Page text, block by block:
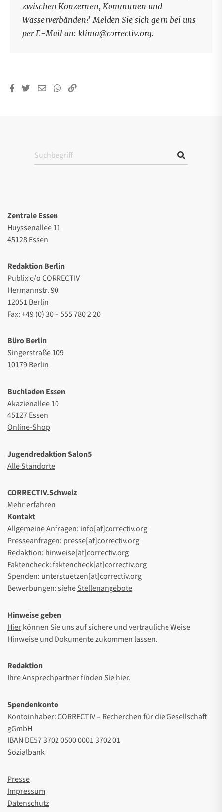
zwischen Konzernen, Kommunen und
Wasserverbänden? Melden Sie sich gern bei uns
per E-Mail an: klima@correctiv.org.
Zentrale Essen
Huyssenallee 11
45128 Essen
Redaktion Berlin
Publix c/o CORRECTIV
Hermannstr. 90
12051 Berlin
Fax: +49 (0) 30 – 555 780 2 20
Büro Berlin
Singerstraße 109
10179 Berlin
Buchladen Essen
Akazienallee 10
45127 Essen
Online-Shop
Jugendredaktion Salon5
Alle Standorte
CORRECTIV.Schweiz
Mehr erfahren
Kontakt
Allgemeine Anfragen: info[at]correctiv.org
Presseanfragen: presse[at]correctiv.org
Redaktion: hinweise[at]correctiv.org
Faktencheck: faktencheck[at]correctiv.org
Spenden: unterstuetzen[at]correctiv.org
Bewerbungen: sieheStellenangebote
Hinweise geben
Hierkönnen Sie uns auf sichere und vertrauliche Weise
Hinweise und Dokumente zukommen lassen.
Redaktion
Ihre Ansprechpartner finden Siehier.
Spendenkonto
Kontoinhaber: CORRECTIV – Recherchen für die Gesellschaft
gGmbH
IBAN DE57 3702 0500 0001 3702 01
Sozialbank
Presse
Impressum
Datenschutz